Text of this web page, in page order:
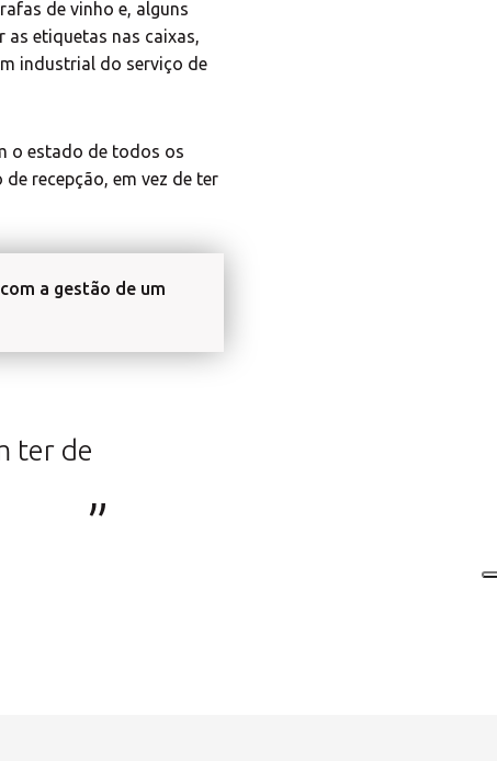
de vinho e, alguns
as etiquetas nas caixas,
industrial do serviço de
o estado de todos os
recepção, em vez de ter
a gestão de um
ter de
Central Asia
ROW